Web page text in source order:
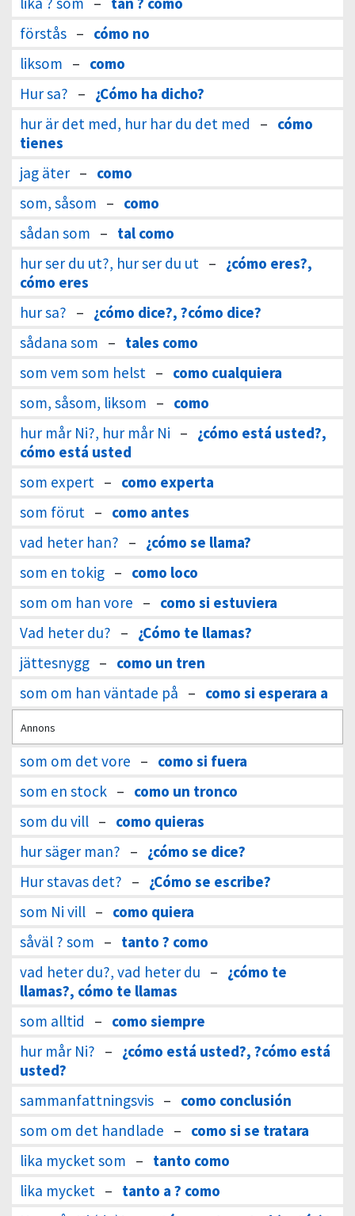
förstås – cómo no
liksom – como
Hur sa? – ¿Cómo ha dicho?
hur är det med, hur har du det med
– cómo
tienes
jag äter – como
som, såsom – como
sådan som – tal como
hur ser du ut?, hur ser du ut – ¿cómo eres?,
cómo eres
hur sa? – ¿cómo dice?, ?cómo dice?
sådana som – tales como
som vem som helst – como cualquiera
som, såsom, liksom – como
hur mår Ni?, hur mår Ni – ¿cómo está usted?,
cómo está usted
som expert – como experta
som förut – como antes
vad heter han? – ¿cómo se llama?
som en tokig – como loco
som om han vore – como si estuviera
Vad heter du? – ¿Cómo te llamas?
jättesnygg – como un tren
som om han väntade på – como si esperara a
Annons
som om det vore – como si fuera
som en stock – como un tronco
som du vill – como quieras
hur säger man? – ¿cómo se dice?
Hur stavas det? – ¿Cómo se escribe?
som Ni vill – como quiera
såväl ? som – tanto ? como
vad heter du?, vad heter du – ¿cómo te
llamas?, cómo te llamas
som alltid
– como siempre
hur mår Ni? – ¿cómo está usted?, ?cómo está
usted?
sammanfattningsvis – como conclusión
som om det handlade – como si se tratara
lika mycket som – tanto como
lika mycket – tanto a ? como